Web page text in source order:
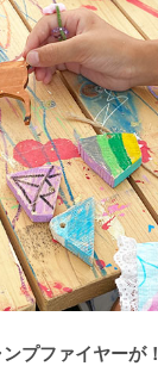
プファイヤーが！